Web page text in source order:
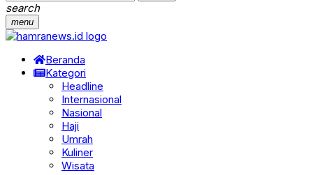
search
menu
Beranda
Kategori
Headline
Internasional
Nasional
Haji
Umrah
Kuliner
Wisata